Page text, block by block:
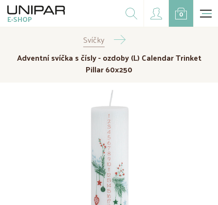
E-SHOP
Dárkové balíčky
Doplňky
Doprodej
Kampaně
CZK EUR
0
Svíčky
Adventní svíčka s čísly - ozdoby (L) Calendar Trinket
Pillar 60x250